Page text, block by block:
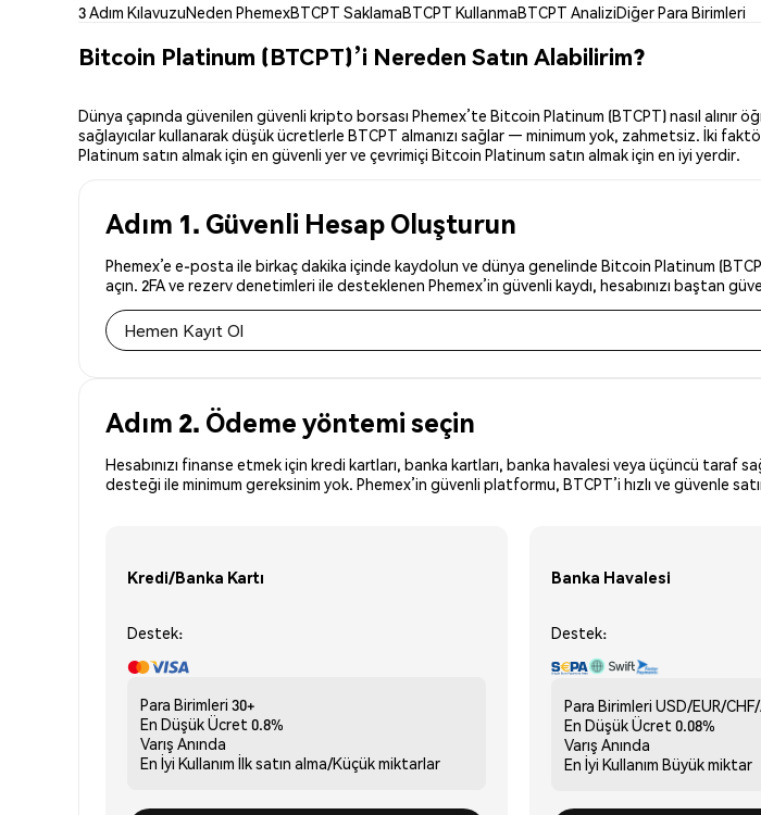
3 Adım KılavuzuNeden PhemexBTCPT SaklamaBTCPT KullanmaBTCPT AnaliziDiğer Para Birimleri
Bitcoin Platinum (BTCPT)’i Nereden Satın Alabilirim?
Dünya çapında güvenilen güvenli kripto borsası Phemex’te Bitcoin Platinum (BTCPT) nasıl alınır
sağlayıcılar kullanarak düşük ücretlerle BTCPT almanızı sağlar — minimum yok, zahmetsiz. İki
Platinum satın almak için en güvenli yer ve çevrimiçi Bitcoin Platinum satın almak için en iyi yerdir.
Adım 1. Güvenli Hesap Oluşturun
Phemex’e e-posta ile birkaç dakika içinde kaydolun ve dünya genelinde Bitcoin Platinum
açın. 2FA ve rezerv denetimleri ile desteklenen Phemex’in güvenli kaydı, hesabınızı baştan
Hemen Kayıt Ol
Adım 2. Ödeme yöntemi seçin
Hesabınızı finanse etmek için kredi kartları, banka kartları, banka havalesi veya üçüncü taraf
desteği ile minimum gereksinim yok. Phemex’in güvenli platformu, BTCPT’i hızlı ve güvenle
Kredi/Banka Kartı
Destek:
Para Birimleri 30+
En Düşük Ücret 0.8%
Varış Anında
En İyi Kullanım İlk satın alma/Küçük miktarlar
Banka Havalesi
Destek:
Para Birimleri USD/EUR/
En Düşük Ücret 0.08%
Varış Anında
En İyi Kullanım Büyük miktar